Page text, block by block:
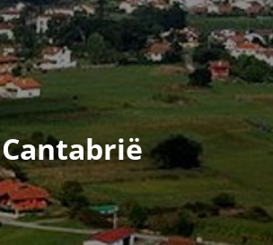
Cantabrië